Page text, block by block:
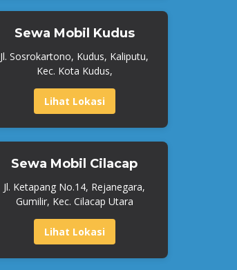
Sewa Mobil Kudus
Jl. Sosrokartono, Kudus, Kaliputu,
Kec. Kota Kudus,
Lihat Lokasi
Sewa Mobil Cilacap
Jl. Ketapang No.14, Rejanegara,
Gumilir, Kec. Cilacap Utara
Lihat Lokasi